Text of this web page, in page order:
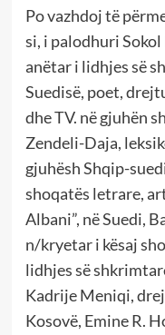
Po vazhdoj të
si, i palodhuri
anëtar i lidhjes së
Suedisë, poet,
dhe TV. në gjuhën
Zendeli-Daja,
gjuhësh Shqip-
shoqatës letrare,
Albani”, në Suedi,
n/kryetar i kësaj
lidhjes së
Kadrije Meniqi,
Kosovë, Emine R.